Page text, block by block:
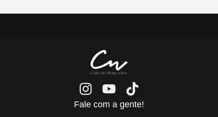
Fale com a gente!